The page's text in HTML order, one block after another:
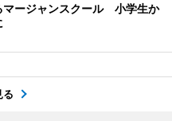
マージャンスクール 小学生か
る